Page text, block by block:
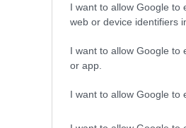
I want to allow Google to
web or device identifiers
I want to allow Google to
or app.
I want to allow Google to
με τον απλό, κομψό
με τη σύγχρονη τεχνολογία,